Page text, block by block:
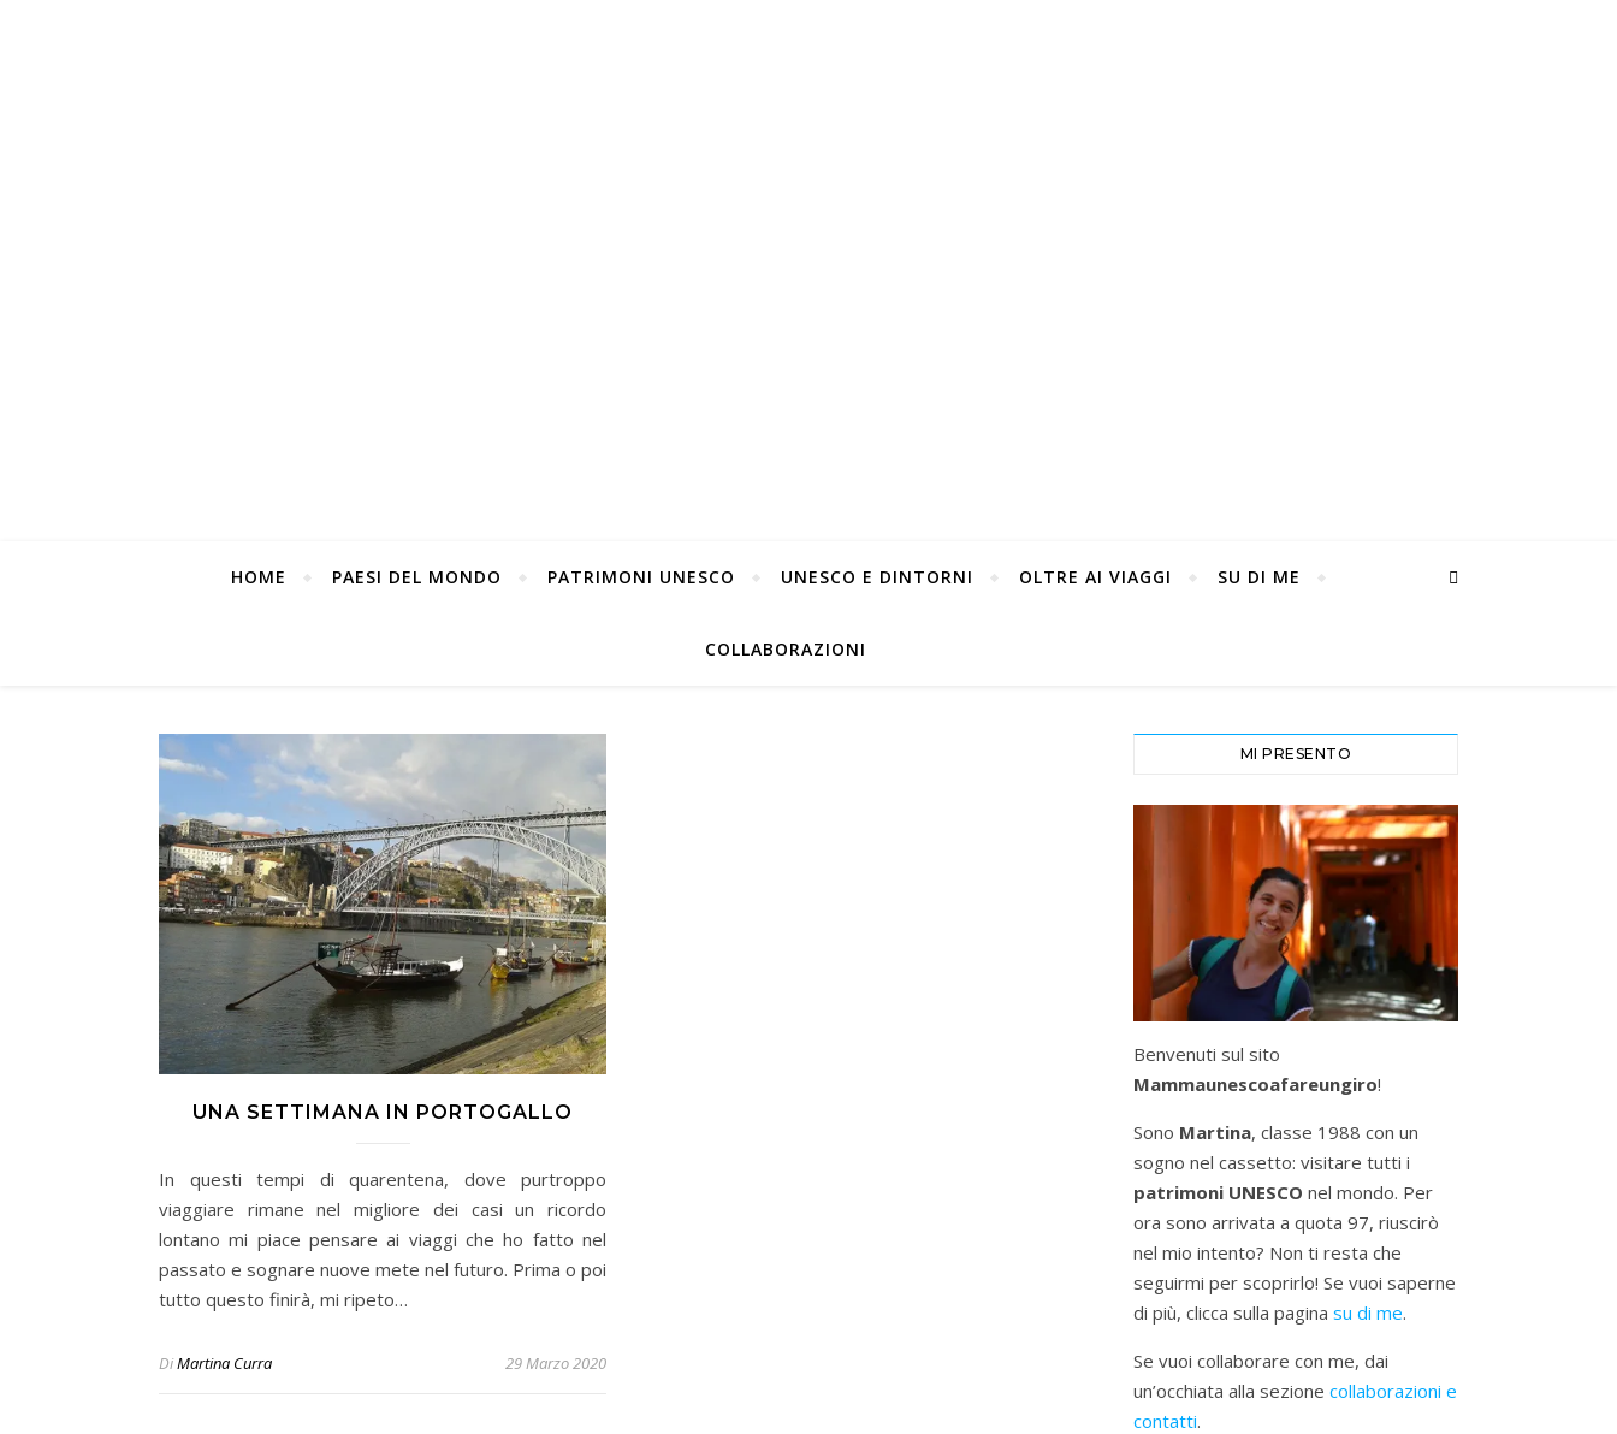
HOME PAESI DEL MONDO PATRIMONI UNESCO UNESCO E DINTORNI OLTRE AI VIAGGI SU DI ME
COLLABORAZIONI
UNA SETTIMANA IN PORTOGALLO
In questi tempi di quarentena, dove purtroppo
viaggiare rimane nel migliore dei casi un ricordo
lontano mi piace pensare ai viaggi che ho fatto nel
passato e sognare nuove mete nel futuro. Prima o poi
tutto questo finirà, mi ripeto…
DiMartina Curra 29 Marzo 2020
MI PRESENTO
Benvenuti sul sito
Mammaunescoafareungiro!
Sono Martina, classe 1988 con un
sogno nel cassetto: visitare tutti i
patrimoni UNESCO nel mondo. Per
ora sono arrivata a quota 97, riuscirò
nel mio intento? Non ti resta che
seguirmi per scoprirlo! Se vuoi saperne
di più, clicca sulla pagina su di me.
Se vuoi collaborare con me, dai
un’occhiata alla sezione collaborazioni e
contatti.